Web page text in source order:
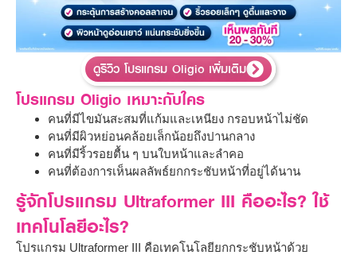
ดูรีวิว โปรแกรม Oligio เพิ่มเติม
โปรแกรม Oligio เหมาะกับใคร
คนที่มีไขมันสะสมที่แก้มและเหนียง กรอบหน้าไม่ชัด
คนที่มีผิวหย่อนคล้อยเล็กน้อยถึงปานกลาง
คนที่มีริ้วรอยตื้น ๆ บนใบหน้าและลำคอ
คนที่ต้องการเห็นผลลัพธ์ยกกระชับหน้าที่อยู่ได้นาน
รู้จักโปรแกรม Ultraformer III คืออะไร? ใช้
เทคโนโลยีอะไร?
โปรแกรม Ultraformer III คือเทคโนโลยียกกระชับหน้าด้วย